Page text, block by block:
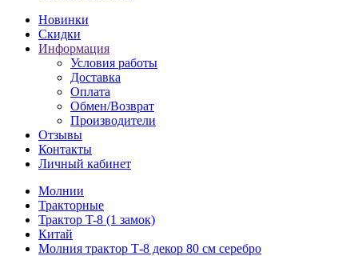
Новинки
Скидки
Информация
Условия работы
Доставка
Оплата
Обмен/Возврат
Производители
Отзывы
Контакты
Личный кабинет
Молнии
Тракторные
Трактор T-8 (1 замок)
Китай
Молния трактор Т-8 декор 80 см серебро